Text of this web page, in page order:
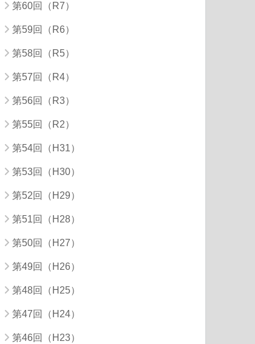
第60回（R7）
第59回（R6）
第58回（R5）
第57回（R4）
第56回（R3）
第55回（R2）
第54回（H31）
第53回（H30）
第52回（H29）
第51回（H28）
第50回（H27）
第49回（H26）
第48回（H25）
第47回（H24）
第46回（H23）